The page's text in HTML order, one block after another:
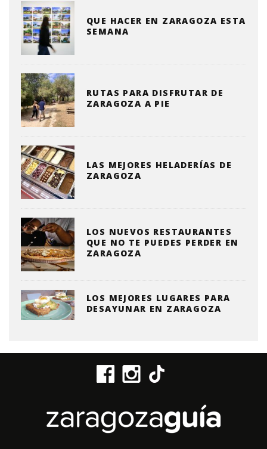
QUE HACER EN ZARAGOZA ESTA
SEMANA
RUTAS PARA DISFRUTAR DE
ZARAGOZA A PIE
LAS MEJORES HELADERÍAS DE
ZARAGOZA
LOS NUEVOS RESTAURANTES
QUE NO TE PUEDES PERDER EN
ZARAGOZA
LOS MEJORES LUGARES PARA
DESAYUNAR EN ZARAGOZA